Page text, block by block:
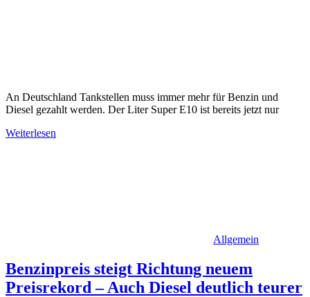
An Deutschland Tankstellen muss immer mehr für Benzin und
Diesel gezahlt werden. Der Liter Super E10 ist bereits jetzt nur
Weiterlesen
Allgemein
Benzinpreis steigt Richtung neuem
Preisrekord – Auch Diesel deutlich teurer